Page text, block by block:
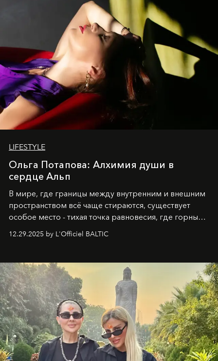
LIFESTYLE
Ольга Потапова: Алхимия души в
сердце Альп
В мире, где границы между внутренним и внешним
пространством всё чаще стираются, существует
особое место - тихая точка равновесия, где горные
вершины Швейцарии встречаются с бездонными
глубинами человеческой души. Здесь, на стыке
Ольга Потапова - женщина, чей путь от поиска
истины превратился в искусство превращения
человеческих кризисов в возможности для
возрождения.
12.29.2025 by L'Officiel BALTIC